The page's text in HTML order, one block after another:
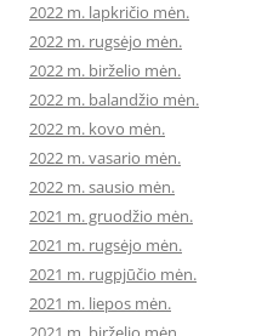
2022 m. lapkričio mėn.
2022 m. rugsėjo mėn.
2022 m. birželio mėn.
2022 m. balandžio mėn.
2022 m. kovo mėn.
2022 m. vasario mėn.
2022 m. sausio mėn.
2021 m. gruodžio mėn.
2021 m. rugsėjo mėn.
2021 m. rugpjūčio mėn.
2021 m. liepos mėn.